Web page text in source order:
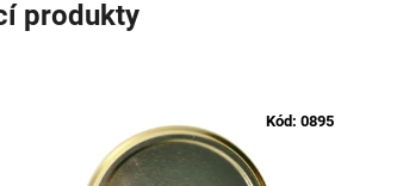
produkty
Kód: 0895